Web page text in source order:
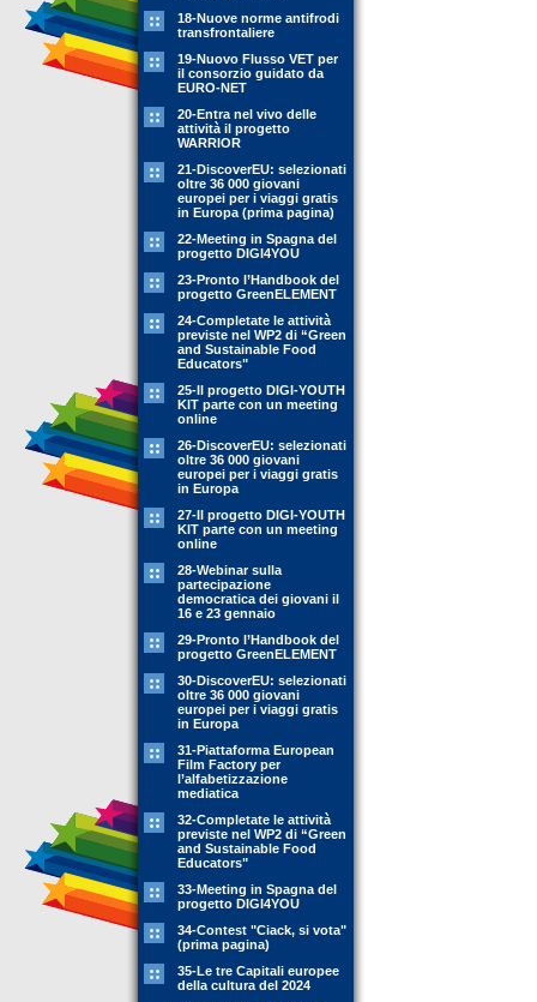
18-Nuove norme antifrodi
transfrontaliere
19-Nuovo Flusso VET per
il consorzio guidato da
EURO-NET
20-Entra nel vivo delle
attività il progetto
WARRIOR
21-DiscoverEU: selezionati
oltre 36 000 giovani
europei per i viaggi gratis
in Europa (prima pagina)
22-Meeting in Spagna del
progetto DIGI4YOU
23-Pronto l’Handbook del
progetto GreenELEMENT
24-Completate le attività
previste nel WP2 di “Green
and Sustainable Food
Educators"
25-Il progetto DIGI-YOUTH
KIT parte con un meeting
online
26-DiscoverEU: selezionati
oltre 36 000 giovani
europei per i viaggi gratis
in Europa
27-Il progetto DIGI-YOUTH
KIT parte con un meeting
online
28-Webinar sulla
partecipazione
democratica dei giovani il
16 e 23 gennaio
29-Pronto l’Handbook del
progetto GreenELEMENT
30-DiscoverEU: selezionati
oltre 36 000 giovani
europei per i viaggi gratis
in Europa
31-Piattaforma European
Film Factory per
l’alfabetizzazione
mediatica
32-Completate le attività
previste nel WP2 di “Green
and Sustainable Food
Educators"
33-Meeting in Spagna del
progetto DIGI4YOU
34-Contest "Ciack, si vota"
(prima pagina)
35-Le tre Capitali europee
della cultura del 2024